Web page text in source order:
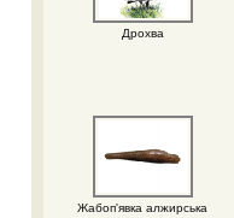
Дрохва
Жабоп'явка алжирська